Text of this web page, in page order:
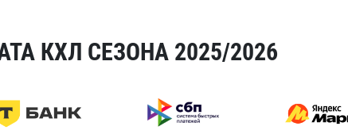
КХЛ СЕЗОНА 2025/2026